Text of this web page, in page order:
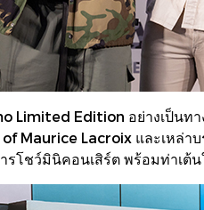
Limited Edition อย่างเป็น
Maurice Lacroix และเหล่
รโชว์มินิคอนเสิร์ต พร้อมท่าเ